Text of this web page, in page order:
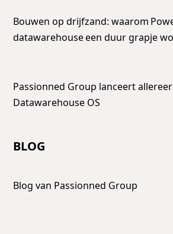
Bouwen op drijfzand: waarom
datawarehouse een duur grapje
Passionned Group lanceert
Datawarehouse OS
BLOG
Blog van Passionned Group